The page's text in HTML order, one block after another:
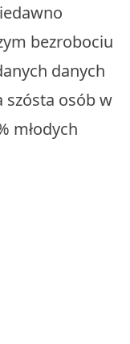
bezrobociu
danych
szósta osób w
młodych